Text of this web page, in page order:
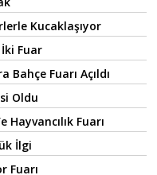
Kucaklaşıyor
Fuar
Bahçe Fuarı Açıldı
Oldu
Fuarı
İlgi
Fuarı